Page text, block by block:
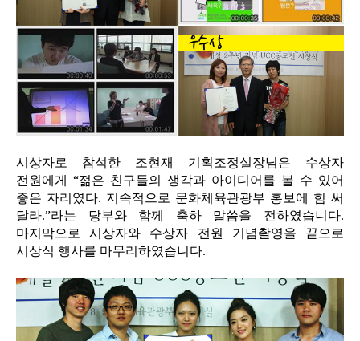
시상자로 참석한 조현재 기획조정실장님은 수상자
전원에게 “젊은 친구들의 생각과 아이디어를 볼 수 있어
좋은 자리였다. 지속적으로 문화체육관광부 홍보에 힘 써
달라.”라는 당부와 함께 축하 말씀을 전하였습니다.
마지막으로 시상자와 수상자 전원 기념촬영을 끝으로
시상식 행사를 마무리하였습니다.